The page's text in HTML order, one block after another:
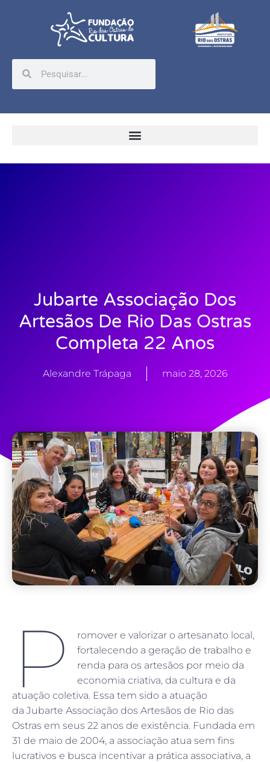
Jubarte Associação Dos
Artesãos De Rio Das Ostras
Completa 22 Anos
Alexandre Trápaga maio 28, 2026
P
romover e valorizar o artesanato local,
fortalecendo a geração de trabalho e
renda para os artesãos por meio da
economia criativa, da cultura e da
atuação coletiva. Essa tem sido a atuação
da Jubarte Associação dos Artesãos de Rio das
Ostras em seus 22 anos de existência. Fundada em
31 de maio de 2004, a associação atua sem fins
lucrativos e busca incentivar a prática associativa, a